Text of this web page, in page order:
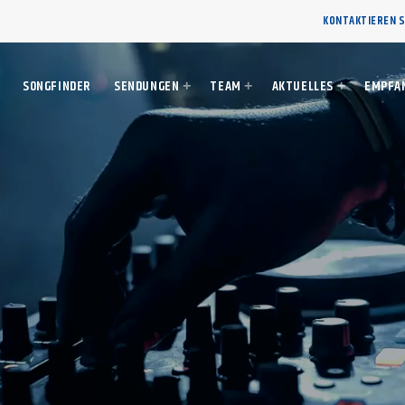
KONTAKTIEREN
SONGFINDER SENDUNGEN TEAM AKTUELLES